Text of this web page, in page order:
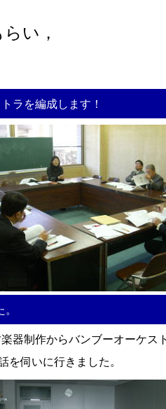
い，
ラを編成します！
器制作からバンブーオーケス
伺いに行きました。